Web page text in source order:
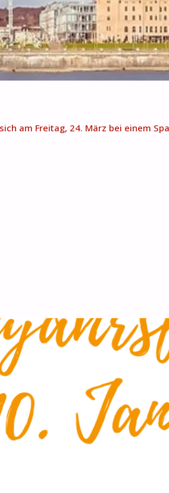
am Freitag, 24. März bei einem